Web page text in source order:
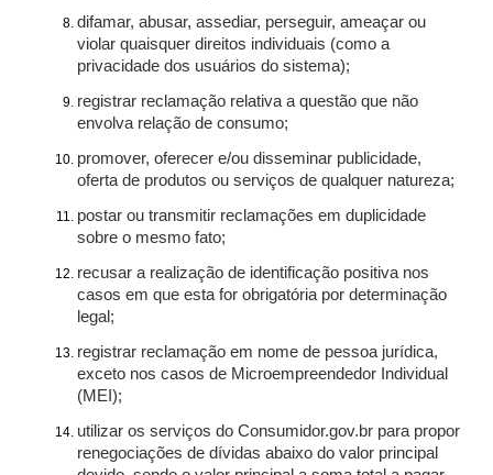
difamar, abusar, assediar, perseguir, ameaçar ou
violar quaisquer direitos individuais (como a
privacidade dos usuários do sistema);
registrar reclamação relativa a questão que não
envolva relação de consumo;
promover, oferecer e/ou disseminar publicidade,
oferta de produtos ou serviços de qualquer natureza;
postar ou transmitir reclamações em duplicidade
sobre o mesmo fato;
recusar a realização de identificação positiva nos
casos em que esta for obrigatória por determinação
legal;
registrar reclamação em nome de pessoa jurídica,
exceto nos casos de Microempreendedor Individual
(MEI);
utilizar os serviços do Consumidor.gov.br para propor
renegociações de dívidas abaixo do valor principal